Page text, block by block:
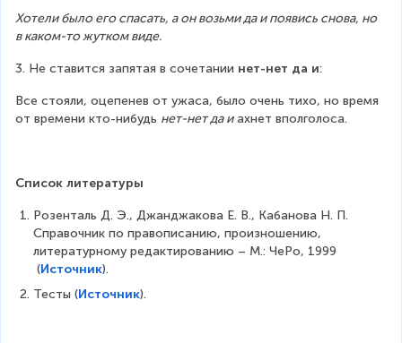
Хотели было его спасать, а он возьми да и появись снова, но
в каком-то жутком виде.
3. Не ставится запятая в сочетании нет-нет да и:
Все стояли, оцепенев от ужаса, было очень тихо, но время
от времени кто-нибудь нет-нет да и ахнет вполголоса.
Список литературы
Розенталь Д. Э., Джанджакова Е. В., Кабанова Н. П.
Справочник по правописанию, произношению,
литературному редактированию – М.: ЧеРо, 1999
(Источник).
Тесты (Источник).